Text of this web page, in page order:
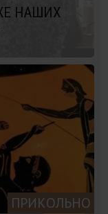
НАШИХ
ПРИКОЛЬНО